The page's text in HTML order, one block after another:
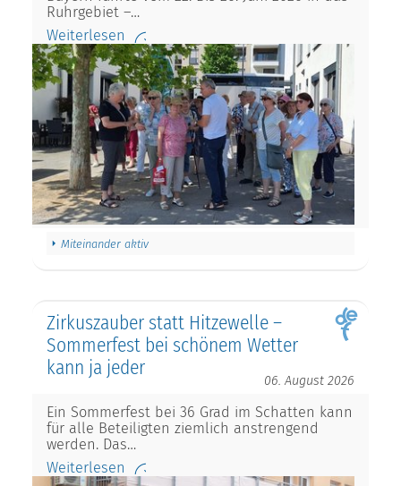
Ruhrgebiet –…
Weiterlesen
Miteinander aktiv
Zirkuszauber statt Hitzewelle –
Sommerfest bei schönem Wetter
kann ja jeder
06. August 2026
Ein Sommerfest bei 36 Grad im Schatten kann
für alle Beteiligten ziemlich anstrengend
werden. Das…
Weiterlesen